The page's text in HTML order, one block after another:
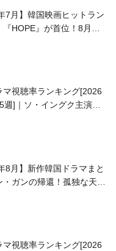
7月】韓国映画ヒットラン
『HOPE』が首位！8月公
マ視聴率ランキング[2026
週]｜ソ・イングク主演の
8月】新作韓国ドラマまと
ガンの帰還！孤独な天才
マ視聴率ランキング[2026